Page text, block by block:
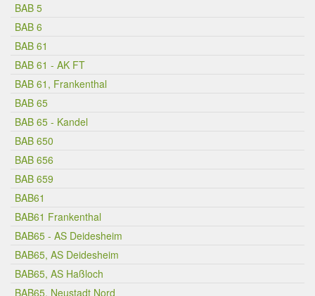
BAB 5
BAB 6
BAB 61
BAB 61 - AK FT
BAB 61, Frankenthal
BAB 65
BAB 65 - Kandel
BAB 650
BAB 656
BAB 659
BAB61
BAB61 Frankenthal
BAB65 - AS Deidesheim
BAB65, AS Deidesheim
BAB65, AS Haßloch
BAB65, Neustadt Nord